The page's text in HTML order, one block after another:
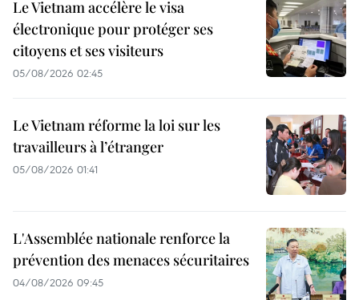
Le Vietnam accélère le visa
électronique pour protéger ses
citoyens et ses visiteurs
05/08/2026 02:45
Le Vietnam réforme la loi sur les
travailleurs à l’étranger
05/08/2026 01:41
L'Assemblée nationale renforce la
prévention des menaces sécuritaires
04/08/2026 09:45